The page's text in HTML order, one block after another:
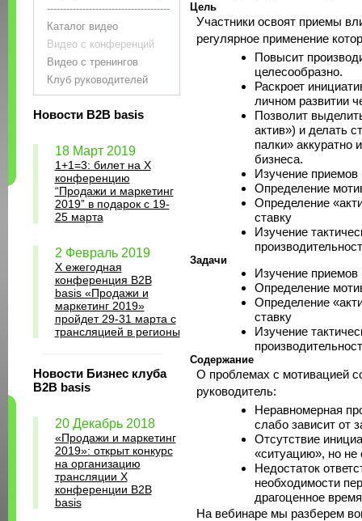
--------------------------------------
Каталог видео
Видео с конференций
Видео с тренингов
Клуб руководителей
Новости B2B basis
18 Март 2019
1+1=3: билет на Х
конференцию
“Продажи и маркетинг
2019” в подарок с 19-
25 марта
2 Февраль 2019
X ежегодная
конференция B2B
basis «Продажи и
маркетинг 2019»
пройдет 29-31 марта с
трансляцией в регионы
Новости Бизнес клуба
B2B basis
20 Декабрь 2018
«Продажи и маркетинг
2019»: открыт конкурс
на организацию
трансляции X
конференции B2B
basis
Цель
Участники освоят приемы
регулярное применение
Повысит
целесообразно.
Раскроет
личном развитии
Позволит
актив») и делать
палки» аккуратно
бизнеса.
Изучение
Определение
Определение
ставку
Изучение
Задачи
Изучение
Определение
Определение
ставку
Изучение
Содержание
О проблемах с мотивацией
руководитель:
Неравномерная
слабо зависит от
Отсутствие
«ситуацию», но не
Недостаток
необходимости
драгоценное
На вебинаре мы разберем